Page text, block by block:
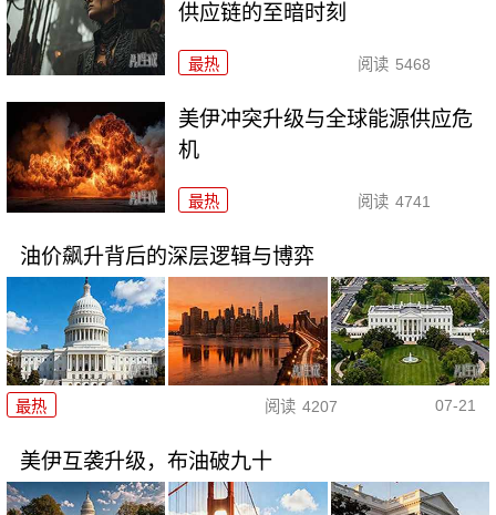
供应链的至暗时刻
最热 阅读 5468
美伊冲突升级与全球能源供应危
机
最热 阅读 4741
油价飙升背后的深层逻辑与博弈
最热 阅读 4207 07-21
美伊互袭升级，布油破九十